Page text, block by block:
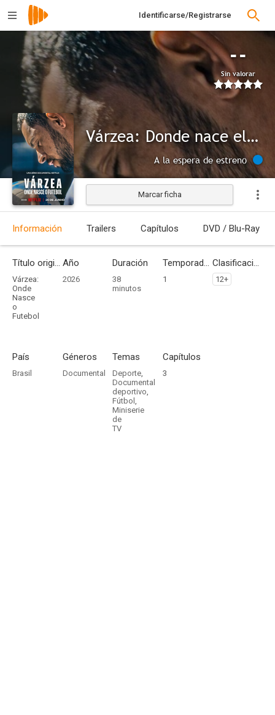
Identificarse/Registrarse
--
Sin valorar
Várzea: Donde nace el fútbol
A la espera de estreno
Marcar ficha
Información Trailers Capítulos DVD / Blu-Ray
Título original
Várzea:
Onde
Nasce
o
Futebol
Año
2026
Duración
38
minutos
Temporadas
1
Clasificación por edades
12+
País
Brasil
Géneros
Documental
Temas
Deporte,
Documental
deportivo,
Fútbol,
Miniserie
de
TV
Capítulos
3